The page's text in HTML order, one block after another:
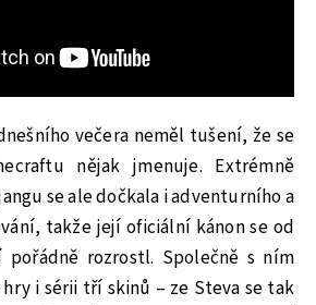
večera neměl tušení, že se
nějak jmenuje. Extrémně
se ale dočkala i adventurního a
takže její oficiální kánon se od
pořádně rozrostl. Společně s ním
i sérii tří skinů – ze Steva se tak